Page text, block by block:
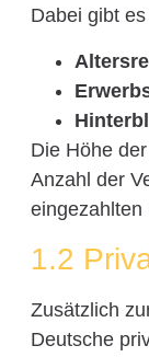
Dabei gibt
Die Höhe
Anzahl der
eingezahlten
1.2
Zusätzlich
Deutsche